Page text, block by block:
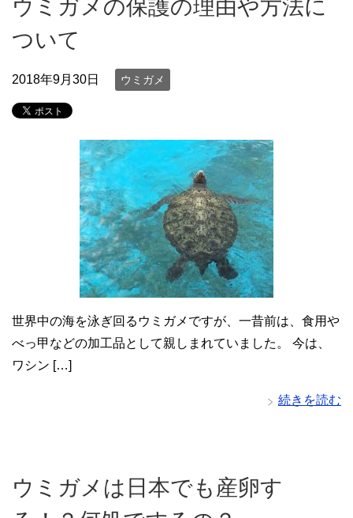
ウミガメの保護の理由や方法に
ついて
2018年9月30日 ウミガメ
世界中の海を泳ぎ回るウミガメですが、一昔前は、食用や
べっ甲などの加工品として親しまれていました。 今は、
ワシン […]
続きを読む
ウミガメは日本でも産卵す